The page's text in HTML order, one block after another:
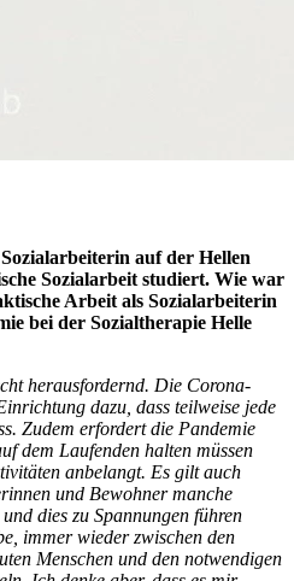
auf der Hellen
Sozialarbeit studiert. Wie war
Arbeit als Sozialarbeiterin
bei der Sozialtherapie Helle
herausfordernd. Die Corona-
dazu, dass teilweise jede
Zudem erfordert die Pandemie
dem Laufenden halten müssen
anbelangt. Es gilt auch
und Bewohner manche
dies zu Spannungen führen
immer wieder zwischen den
Menschen und den notwendigen